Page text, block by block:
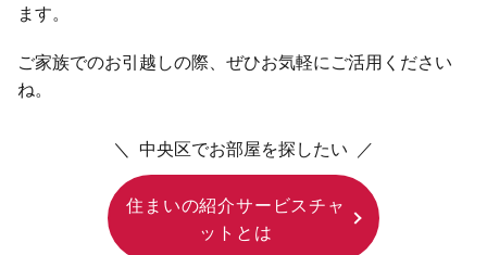
ます。
ご家族でのお引越しの際、ぜひお気軽にご活用ください
ね。
＼ 中央区でお部屋を探したい ／
住まいの紹介サービスチャ
ットとは